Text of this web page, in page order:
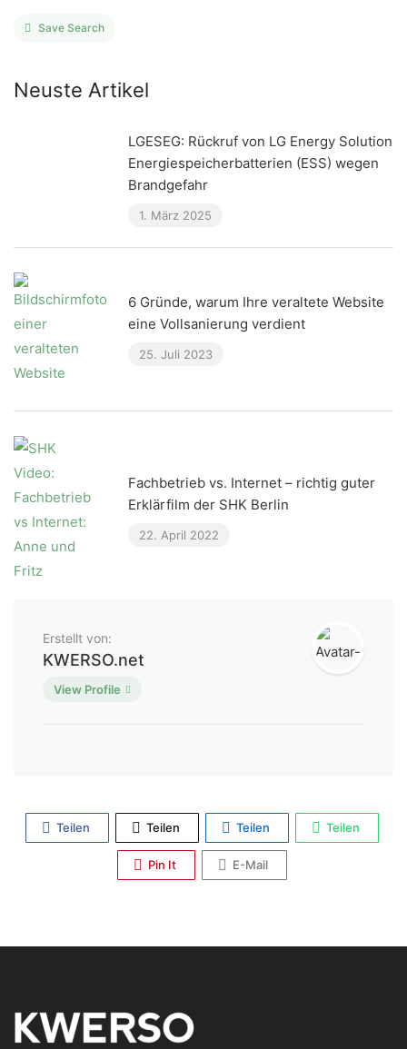
Save Search
Neuste Artikel
LGESEG: Rückruf von LG Energy Solution
Energiespeicherbatterien (ESS) wegen
Brandgefahr
1. März 2025
6 Gründe, warum Ihre veraltete Website
eine Vollsanierung verdient
25. Juli 2023
Fachbetrieb vs. Internet – richtig guter
Erklärfilm der SHK Berlin
22. April 2022
Erstellt von:
KWERSO.net
View Profile
Teilen Teilen Teilen Teilen
Pin It E-Mail